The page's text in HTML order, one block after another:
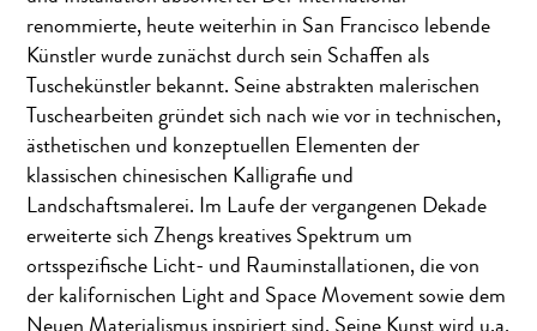
renommierte, heute weiterhin in San Francisco lebende
Künstler wurde zunächst durch sein Schaffen als
Tuschekünstler bekannt. Seine abstrakten malerischen
Tuschearbeiten gründet sich nach wie vor in technischen,
ästhetischen und konzeptuellen Elementen der
klassischen chinesischen Kalligrafie und
Landschaftsmalerei. Im Laufe der vergangenen Dekade
erweiterte sich Zhengs kreatives Spektrum um
ortsspezifische Licht- und Rauminstallationen, die von
der kalifornischen Light and Space Movement sowie dem